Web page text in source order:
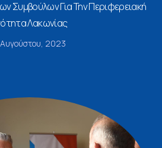
Συμβούλων Για Την Περιφερειακή
Λακωνίας
2023